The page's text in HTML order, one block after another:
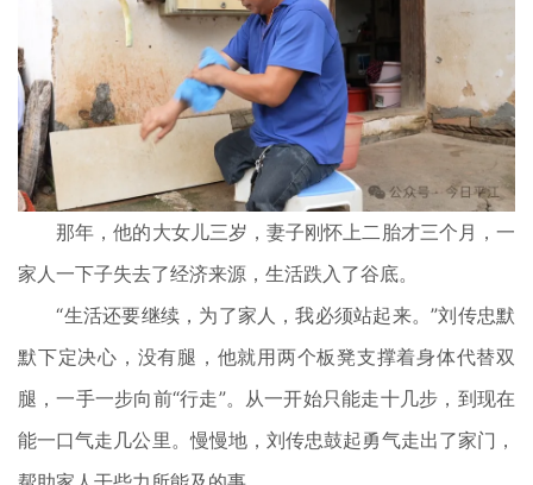
那年，他的大女儿三岁，妻子刚怀上二胎才三个月，一
家人一下子失去了经济来源，生活跌入了谷底。
“生活还要继续，为了家人，我必须站起来。”刘传忠默
默下定决心，没有腿，他就用两个板凳支撑着身体代替双
腿，一手一步向前“行走”。从一开始只能走十几步，到现在
能一口气走几公里。慢慢地，刘传忠鼓起勇气走出了家门，